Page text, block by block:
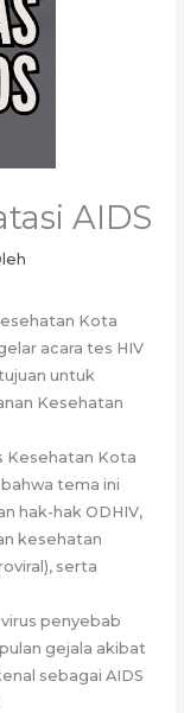
AIDS
Kota
acara tes HIV
untuk
Kesehatan
Kesehatan Kota
tema ini
hak-hak ODHIV,
kesehatan
serta
penyebab
gejala akibat
sebagai AIDS